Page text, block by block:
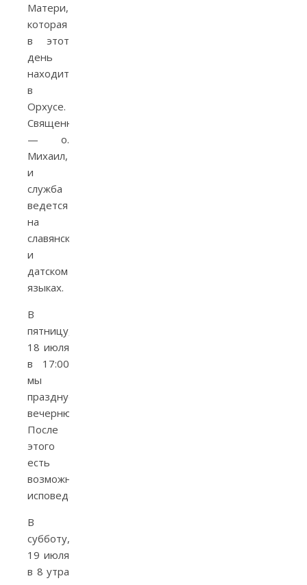
Матери,
которая
в этот
день
находится
в
Орхусе.
Священник
— о.
Михаил,
и
служба
ведется
на
славянском
и
датском
языках.
В
пятницу,
18 июля
в 17:00
мы
празднуем
вечерню.
После
этого
есть
возможность
исповедаться.
В
субботу,
19 июля
в 8 утра